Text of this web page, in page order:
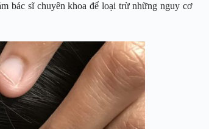
bác sĩ chuyên khoa để loại trừ những nguy cơ